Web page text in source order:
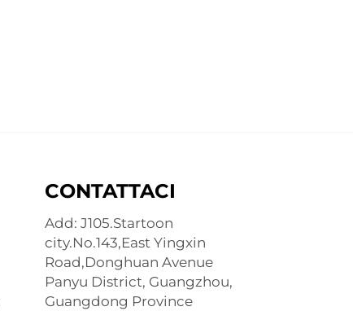
CONTATTACI
Add: J105.Startoon
city.No.143,East Yingxin
Road,Donghuan Avenue
Panyu District, Guangzhou,
Guangdong Province